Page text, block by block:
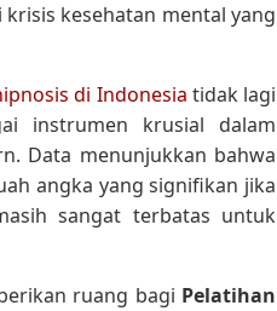
kesehatan mental yang
di Indonesia tidak lagi
instrumen krusial dalam
Data menunjukkan bahwa
angka yang signifikan jika
sangat terbatas untuk
ruang bagi Pelatihan